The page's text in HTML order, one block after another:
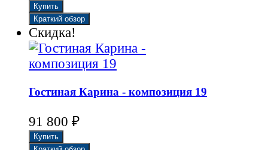
Скидка!
Гостиная Карина - композиция 19
91 800 ₽